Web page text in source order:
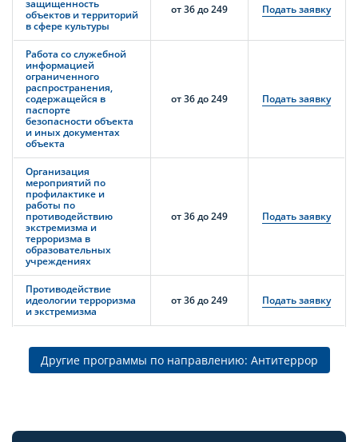
защищенность
объектов и территорий
в сфере культуры
от 36 до 249 Подать заявку
Работа со служебной
информацией
ограниченного
распространения,
содержащейся в
паспорте
безопасности объекта
и иных документах
объекта
от 36 до 249 Подать заявку
Организация
мероприятий по
профилактике и
работы по
противодействию
экстремизма и
терроризма в
образовательных
учреждениях
от 36 до 249 Подать заявку
Противодействие
идеологии терроризма
и экстремизма
от 36 до 249 Подать заявку
Другие программы по направлению: Антитеррор